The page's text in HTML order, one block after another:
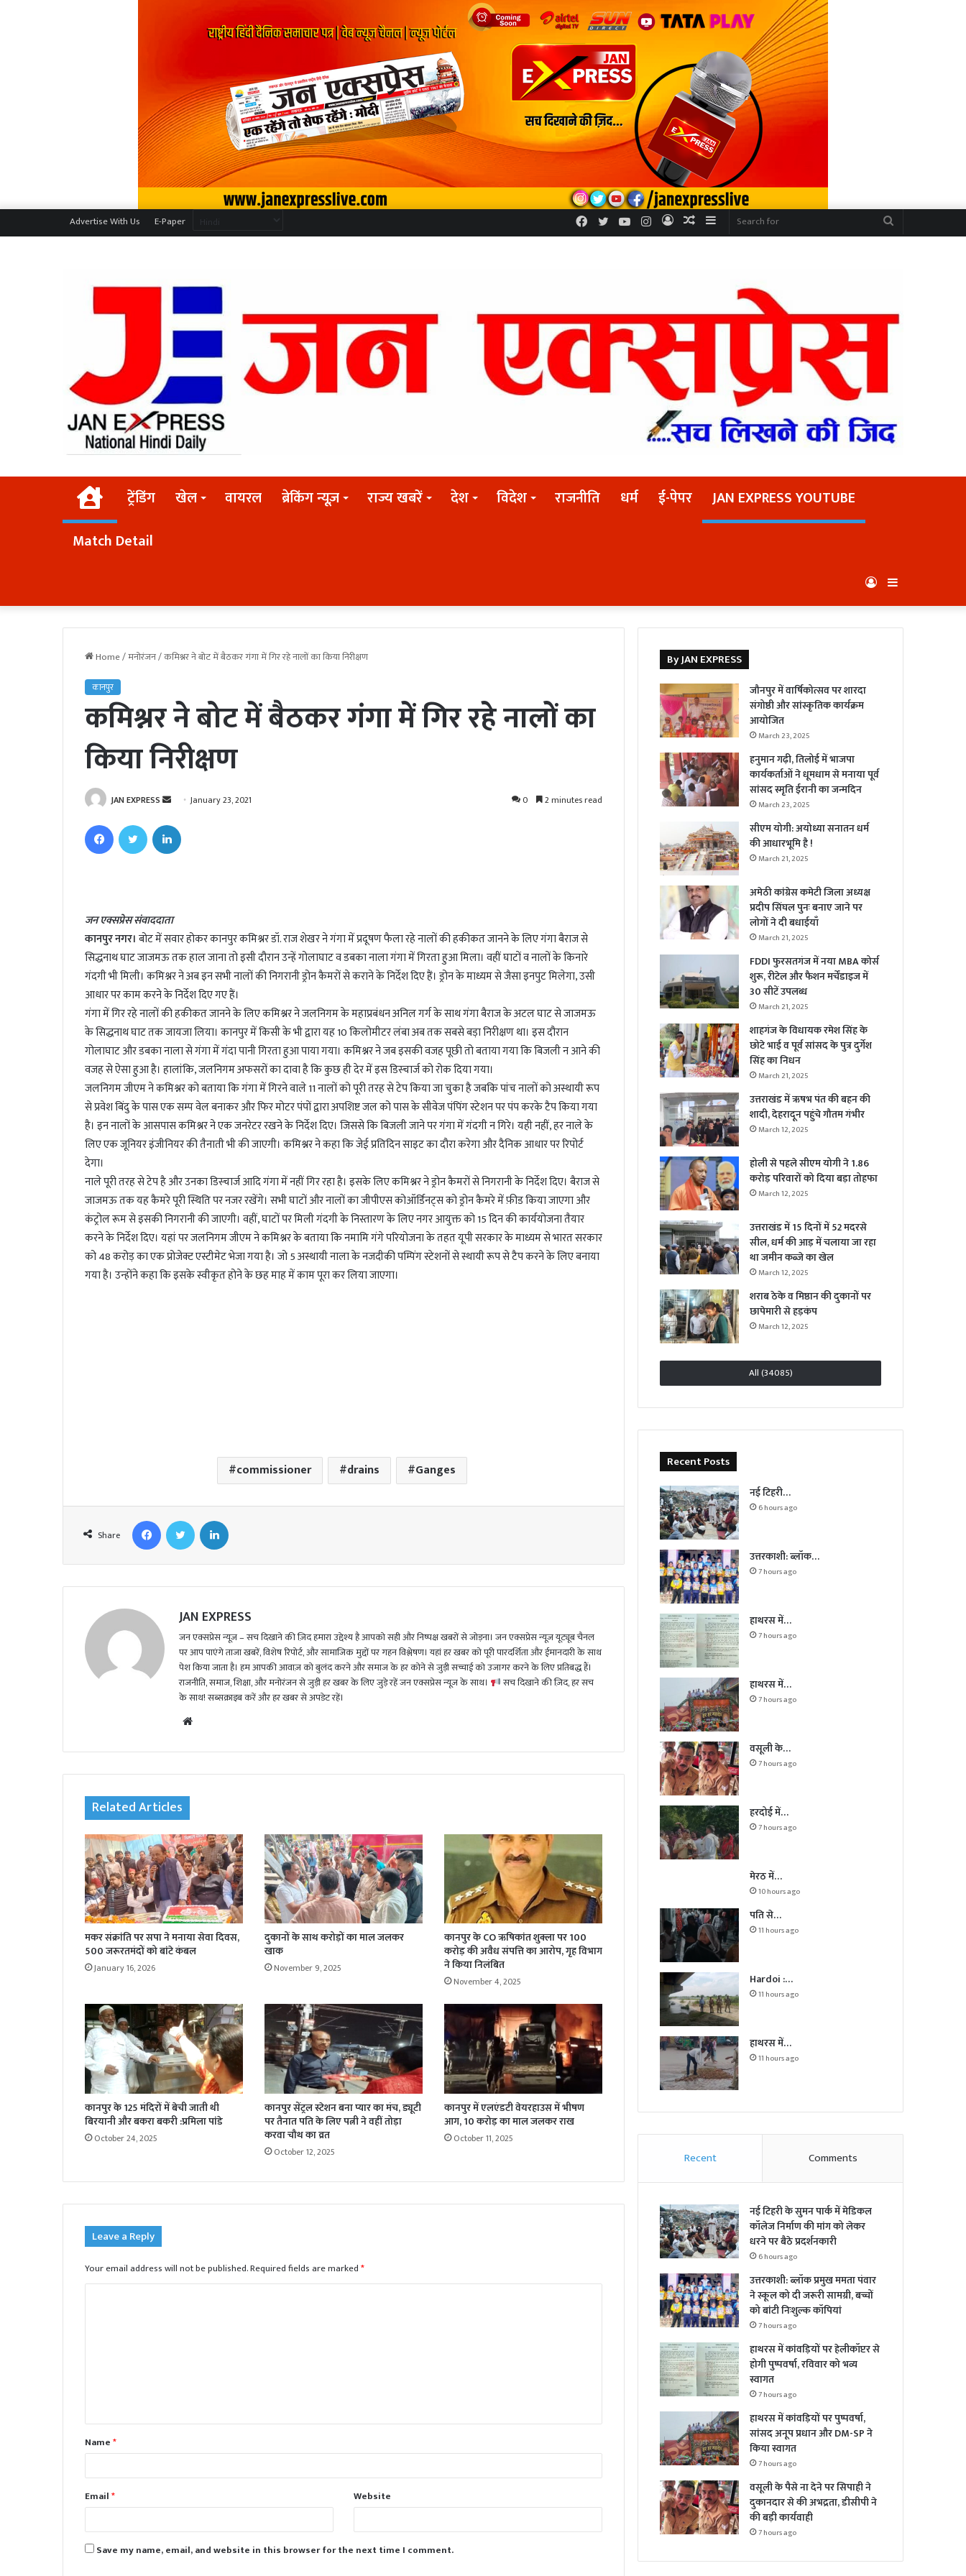
Advertise With Us E-Paper Sidebar
Random
Log
Instagram
YouTube
Twitter
Facebook
Homeट्रेंडिंग खेल वायरल ब्रेकिंग न्यूज़ राज्य खबरें देश विदेश राजनीति धर्म ई-पेपर
JAN EXPRESS YOUTUBE
Match Detail
Log
In
Home/मनोरंजन/कमिश्नर ने बोट में बैठकर गंगा में गिर रहे नालों का किया निरीक्षण
कानपुर
कमिश्नर ने बोट में बैठकर गंगा में गिर रहे नालों का
किया निरीक्षण
JAN EXPRESS
d
m
a
i
l
January 23, 2021 0 2 minutes read
जन एक्सप्रेस संवाददाता
कानपुर नगर। बोट में सवार होकर कानपुर कमिश्नर डॉ. राज शेखर ने गंगा में प्रदूषण फैला रहे नालों की हकीकत जानने के लिए गंगा बैराज से
सिद्धनाथ घाट जाजमऊ तक हाल जाना तो इसी दौरान उन्हें गोलाघाट व डबका नाला गंगा में गिरता हुआ मिला। वहीं घाटों व नालों के किनारे
गंदगी भी मिली। कमिश्नर ने अब इन सभी नालों की निगरानी ड्रोन कैमरों से कराने के निर्देश दिए हैं। ड्रोन के माध्यम से जैसा इनपुट मिलेगा, उसी
आधार पर काम करने के निर्देश दिए गए हैं।
गंगा में गिर रहे नालों की हकीकत जानने के लिए कमिश्नर ने जलनिगम के महाप्रबंधन अनिल गर्ग के साथ गंगा बैराज के अटल घाट से जाजमऊ
के सिद्धनाथ घाट तक जायजा लिया। कानपुर में किसी के भी द्वारा यह 10 किलोमीटर लंबा अब तक सबसे बड़ा निरीक्षण था। इस दौरान
गोलाघाट और डबका नाला से गंगा में गंदा पानी गिरता हुआ पाया गया। कमिश्नर ने जब इसकी वजह पूछी तो बताया गया कि बिजली न आने की
वजह से ऐसा हुआ है। हालांकि, जलनिगम अफसरों का दावा है कि कुछ ही देर में इस डिस्चार्ज को रोक दिया गया।
जलनिगम जीएम ने कमिश्नर को बताया कि गंगा में गिरने वाले 11 नालों को पूरी तरह से टेप किया जा चुका है जबकि पांच नालों को अस्थायी रूप
से प्रवेश बिंदु के पास एक सम्प वेल बनाकर और फिर मोटर पंपों द्वारा अपशिष्ट जल को पास के सीवेज पंपिंग स्टेशन पर पंप करके टैप किया गया
है। इन नालों के आसपास कमिश्नर ने एक जनरेटर रखने के निर्देश दिए। जिससे कि बिजली जाने पर गंगा में गंदगी न गिरे। यही नहीं, हर नाले के
लिए एक जूनियर इंजीनियर की तैनाती भी की जाएगी। कमिश्नर ने कहा कि जेई प्रतिदिन साइट का दौरा करेगा और दैनिक आधार पर रिपोर्ट
देगा।
नाले पूरी तरह से टेप है और उनका डिस्चार्ज आदि गंगा में नहीं गिर रहा है। इसके लिए कमिश्नर ने ड्रोन कैमरों से निगरानी के निर्देश दिए। बैराज से
जाजमऊ तक यह कैमरे पूरी स्थिति पर नजर रखेंगे। सभी घाटों और नालों का जीपीएस कोऑर्डिनट्स को ड्रोन कैमरे में फ़ीड किया जाएगा और
कंट्रोल रूम से इसकी निगरानी की जाएगी। वहीं, घाटों पर मिली गंदगी के निस्तारण के लिए नगर आयुक्त को 15 दिन की कार्ययोजना तैयार
करने के निर्देश दिए। यहां पर जलनिगम जीएम ने कमिश्नर के बताया कि नमामि गंगे परियोजना के तहत यूपी सरकार के माध्यम से भारत सरकार
को 48 करोड़ का एक प्रोजेक्ट एस्टीमेट भेजा गया है। जो 5 अस्थायी नाला के नजदीकी पम्पिंग स्टेशनों से स्थायी रूप से टैप करने के लिए बनाया
गया है। उन्होंने कहा कि इसके स्वीकृत होने के छह माह में काम पूरा कर लिया जाएगा।
commissioner drains Ganges
Share
JAN EXPRESS
जन एक्सप्रेस न्यूज़ – सच दिखाने की ज़िद हमारा उद्देश्य है आपको सही और निष्पक्ष खबरों से जोड़ना। जन एक्सप्रेस न्यूज़ यूट्यूब चैनल
पर आप पाएंगे ताजा खबरें, विशेष रिपोर्ट, और सामाजिक मुद्दों पर गहन विश्लेषण। यहां हर खबर को पूरी पारदर्शिता और ईमानदारी के साथ
पेश किया जाता है। हम आपकी आवाज़ को बुलंद करने और समाज के हर कोने से जुड़ी सच्चाई को उजागर करने के लिए प्रतिबद्ध हैं।
राजनीति, समाज, शिक्षा, और मनोरंजन से जुड़ी हर खबर के लिए जुड़े रहें जन एक्सप्रेस न्यूज़ के साथ।
सच दिखाने की ज़िद, हर सच
के साथ! सब्सक्राइब करें और हर खबर से अपडेट रहें।
te
Related Articles
मकर संक्रांति पर सपा ने मनाया सेवा दिवस,
500 जरूरतमंदों को बांटे कंबल
January 16, 2026
दुकानों के साथ करोड़ों का माल जलकर
खाक
November 9, 2025
कानपुर के CO ऋषिकांत शुक्ला पर 100
करोड़ की अवैध संपत्ति का आरोप, गृह विभाग
ने किया निलंबित
November 4, 2025
कानपुर के 125 मंदिरों में बेची जाती थी
बिरयानी और बकरा बकरी :प्रमिला पांडे
October 24, 2025
कानपुर सेंट्रल स्टेशन बना प्यार का मंच, ड्यूटी
पर तैनात पति के लिए पत्नी ने वहीं तोड़ा
करवा चौथ का व्रत
October 12, 2025
कानपुर में एलएंडटी वेयरहाउस में भीषण
आग, 10 करोड़ का माल जलकर राख
October 11, 2025
Leave a Reply
Your email address will not be published.Required fields are marked*
t
*Name*
Email* Website
Save my name, email, and website in this browser for the next time I comment.
By JAN EXPRESS
जौनपुर में वार्षिकोत्सव पर शारदा
संगोष्ठी और सांस्कृतिक कार्यक्रम
आयोजित
March 23, 2025
हनुमान गढ़ी, तिलोई में भाजपा
कार्यकर्ताओं ने धूमधाम से मनाया पूर्व
सांसद स्मृति ईरानी का जन्मदिन
March 23, 2025
सीएम योगी: अयोध्या सनातन धर्म
की आधारभूमि है !
March 21, 2025
अमेठी कांग्रेस कमेटी जिला अध्यक्ष
प्रदीप सिंघल पुनः बनाए जाने पर
लोगों ने दी बधाईयाँ
March 21, 2025
FDDI फुरसतगंज में नया MBA कोर्स
शुरू, रीटेल और फैशन मर्चेंडाइज में
30 सीटें उपलब्ध
March 21, 2025
शाहगंज के विधायक रमेश सिंह के
छोटे भाई व पूर्व सांसद के पुत्र दुर्गेश
सिंह का निधन
March 21, 2025
उत्तराखंड में ऋषभ पंत की बहन की
शादी, देहरादून पहुंचे गौतम गंभीर
March 12, 2025
होली से पहले सीएम योगी ने 1.86
करोड़ परिवारों को दिया बड़ा तोहफा
March 12, 2025
उत्तराखंड में 15 दिनों में 52 मदरसे
सील, धर्म की आड़ में चलाया जा रहा
था जमीन कब्जे का खेल
March 12, 2025
शराब ठेके व मिष्ठान की दुकानों पर
छापेमारी से हड़कंप
March 12, 2025
All (34085)
Recent Posts
नई टिहरी…
6 hours ago
उत्तरकाशी: ब्लॉक…
7 hours ago
हाथरस में…
7 hours ago
हाथरस में…
7 hours ago
वसूली के…
7 hours ago
हरदोई में…
7 hours ago
मेरठ में…
10 hours ago
पति से…
11 hours ago
Hardoi :…
11 hours ago
हाथरस में…
11 hours ago
Recent Comments
नई टिहरी के सुमन पार्क में मेडिकल
कॉलेज निर्माण की मांग को लेकर
धरने पर बैठे प्रदर्शनकारी
6 hours ago
उत्तरकाशी: ब्लॉक प्रमुख ममता पंवार
ने स्कूल को दी जरूरी सामग्री, बच्चों
को बांटी निःशुल्क कॉपियां
7 hours ago
हाथरस में कांवड़ियों पर हेलीकॉप्टर से
होगी पुष्पवर्षा, रविवार को भव्य
स्वागत
7 hours ago
हाथरस में कांवड़ियों पर पुष्पवर्षा,
सांसद अनूप प्रधान और DM-SP ने
किया स्वागत
7 hours ago
वसूली के पैसे ना देने पर सिपाही ने
दुकानदार से की अभद्रता, डीसीपी ने
की बड़ी कार्यवाही
7 hours ago